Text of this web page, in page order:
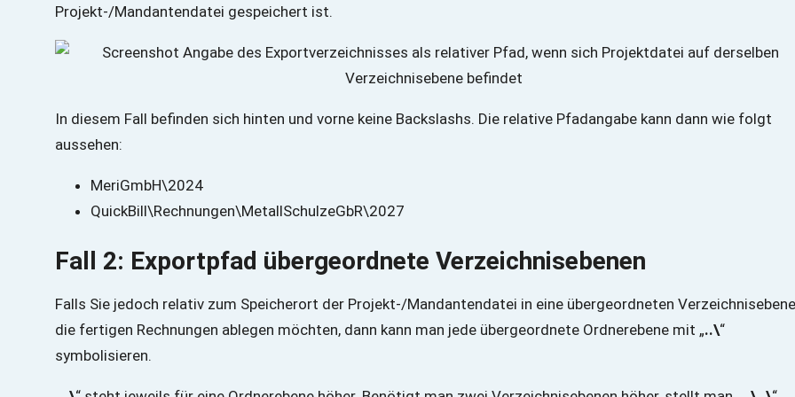
Projekt-/Mandantendatei gespeichert ist.
In diesem Fall befinden sich hinten und vorne keine Backslashs. Die relative Pfadangabe kann dann wie folgt
aussehen:
MeriGmbH\2024
QuickBill\Rechnungen\MetallSchulzeGbR\2027
Fall 2: Exportpfad übergeordnete Verzeichnisebenen
Falls Sie jedoch relativ zum Speicherort der Projekt-/Mandantendatei in eine übergeordneten Verzeichnisebene
die fertigen Rechnungen ablegen möchten, dann kann man jede übergeordnete Ordnerebene mit „..\“
symbolisieren.